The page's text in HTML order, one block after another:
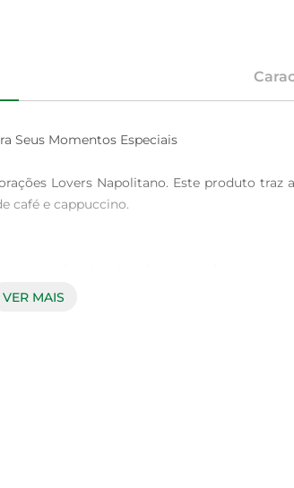
Seus Momentos Especiais
Lovers Napolitano. Este produto
café e cappuccino.
que a marca 3 Corações oferece,
VER MAIS